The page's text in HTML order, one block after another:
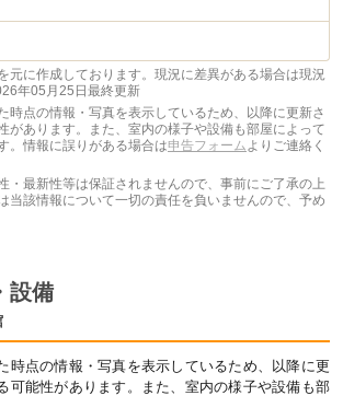
元に作成しております。現況に差異がある場合は現況
年05月25日最終更新
時点の情報・写真を表示しているため、以降に更新さ
があります。また、室内の様子や設備も部屋によって
。情報に誤りがある場合は申告フォーム よりご連絡く
・最新性等は保証されませんので、事前にご了承の上
当該情報について一切の責任を負いませんので、予め
設備
時点の情報・写真を表示しているため、以降に更
可能性があります。また、室内の様子や設備も部